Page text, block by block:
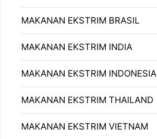
MAKANAN EKSTRIM BRASIL
MAKANAN EKSTRIM INDIA
MAKANAN EKSTRIM INDONESIA
MAKANAN EKSTRIM THAILAND
MAKANAN EKSTRIM VIETNAM